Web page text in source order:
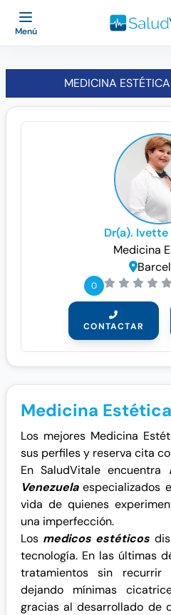
Menú
MEDICINA
Dr(a).
Medicina
0
CONTACTAR
Medicina
Los mejores Medicina
sus perfiles y reserva cita
En SaludVitale encuentra
Venezuelaespecializados
vida de quienes
una imperfección.
Los medicos estéticos
tecnología. En las últimas
tratamientos sin
dejando mínimas
gracias al desarrollado de